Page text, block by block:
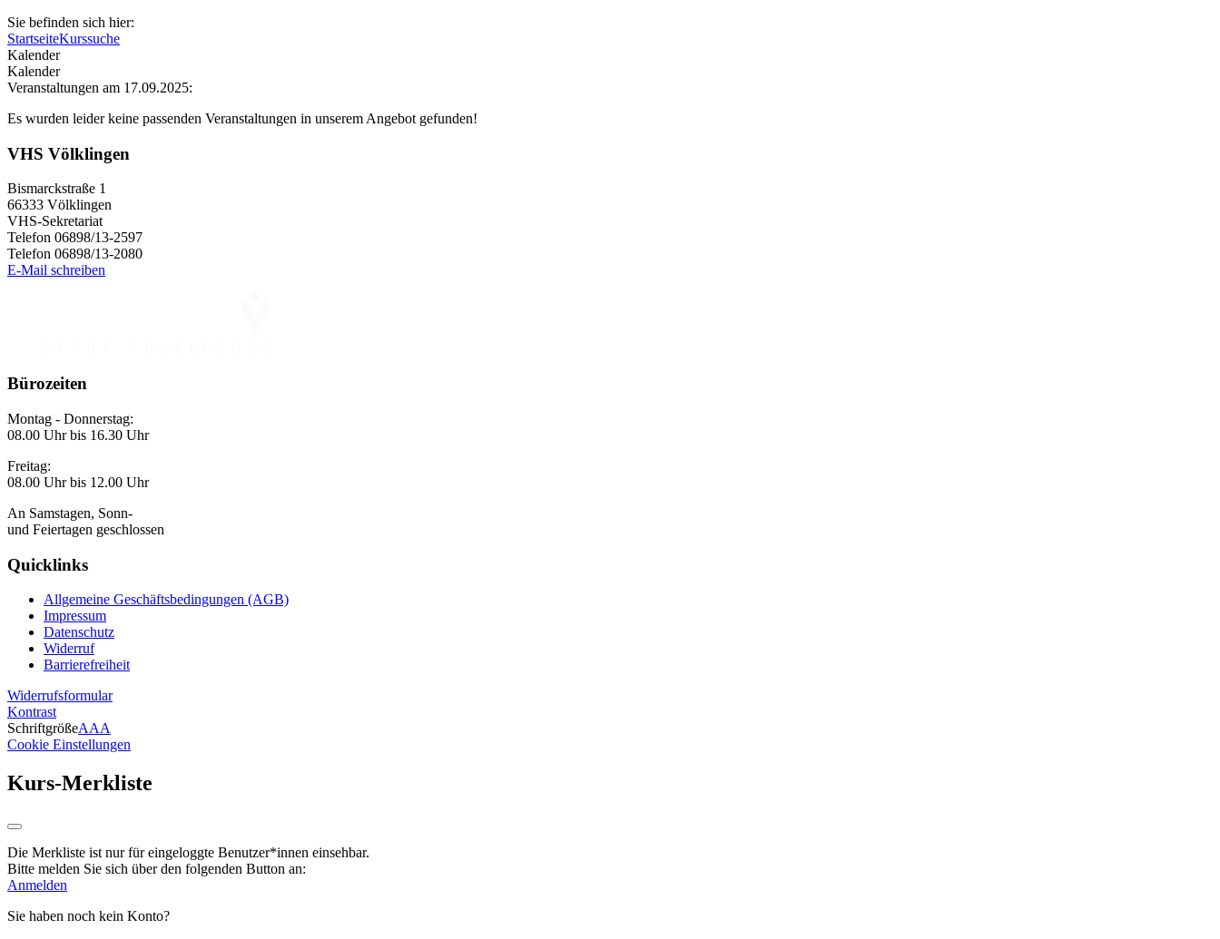
Sie befinden sich hier:
StartseiteKurssuche
Kalender
Kalender
Veranstaltungen am 17.09.2025:
Es wurden leider keine passenden Veranstaltungen in unserem Angebot gefunden!
VHS Völklingen
Bismarckstraße 1
66333 Völklingen
VHS-Sekretariat
Telefon 06898/13-2597
Telefon 06898/13-2080
E-Mail schreiben
Bürozeiten
Montag - Donnerstag:
08.00 Uhr bis 16.30 Uhr
Freitag:
08.00 Uhr bis 12.00 Uhr
An Samstagen, Sonn-
und Feiertagen geschlossen
Quicklinks
Allgemeine Geschäftsbedingungen (AGB)
Impressum
Datenschutz
Widerruf
Barrierefreiheit
Widerrufsformular
Kontrast
SchriftgrößeAAA
Cookie Einstellungen
Kurs-Merkliste
Die Merkliste ist nur für eingeloggte Benutzer*innen einsehbar.
Bitte melden Sie sich über den folgenden Button an:
Anmelden
Sie haben noch kein Konto?